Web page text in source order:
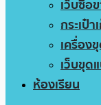
เว็บซื้อ
กระเป๋
เครื่อง
เว็บขุด
ห้องเรียน